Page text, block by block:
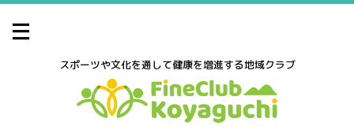
スポーツや文化を通して健康を増進する地域クラブ